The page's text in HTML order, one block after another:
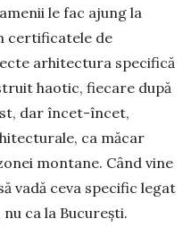
le fac ajung la
certificatele de
arhitectura spe­ci­fică
haotic, fie­ca­re după
dar în­cet-încet,
ca măcar
mon­tane. Când vine
vadă ceva specific legat
ca la București.